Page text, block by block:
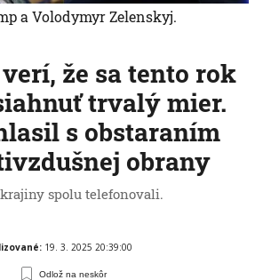
že sa tento rok
trvalý mier.
s obstaraním
obrany
spolu telefonovali.
19. 3. 2025 20:39:00
Odlož na neskôr
a Volodymyr Zelenskyj.